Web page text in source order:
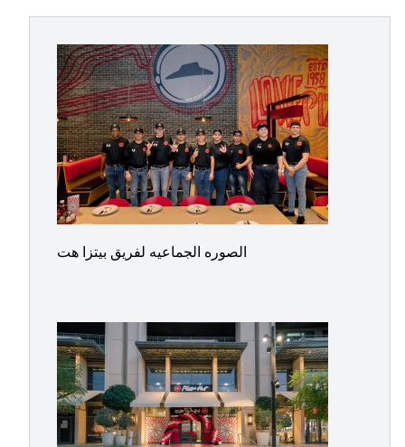
الصوره الجماعيه لفريق بيتزا هت